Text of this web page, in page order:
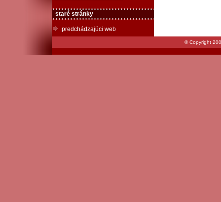
staré stránky
predchádzajúci web
© Copyright